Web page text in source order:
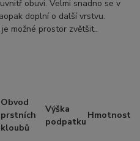
obuvi. Velmi snadno se v
doplní o další vrstvu.
možné prostor zvětšit..
Obvod
prstních
kloubů
Výška
podpatku
Hmotnost